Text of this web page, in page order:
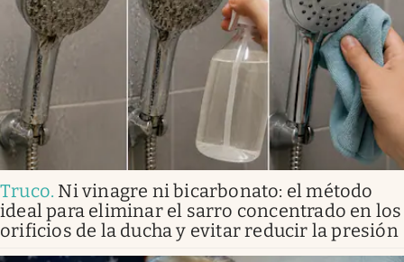
Truco. Ni vinagre ni bicarbonato: el método
ideal para eliminar el sarro concentrado en los
orificios de la ducha y evitar reducir la presión